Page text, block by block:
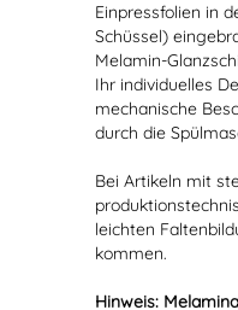
Einpressfolien in
Schüssel)
Melamin-
Ihr individuelles
mechanische
durch die
Bei Artikeln mit
leichten
kommen.
Hinweis: